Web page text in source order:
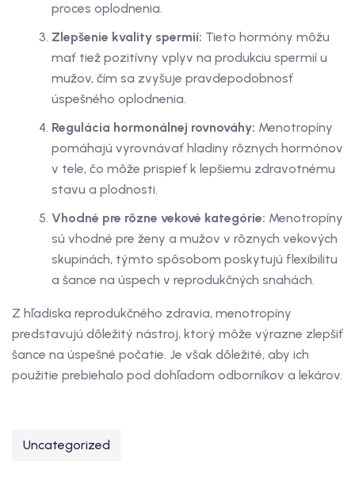
proces oplodnenia.
Zlepšenie kvality spermií: Tieto hormóny môžu
mať tiež pozitívny vplyv na produkciu spermií u
mužov, čím sa zvyšuje pravdepodobnosť
úspešného oplodnenia.
Regulácia hormonálnej rovnováhy: Menotropíny
pomáhajú vyrovnávať hladiny rôznych hormónov
v tele, čo môže prispieť k lepšiemu zdravotnému
stavu a plodnosti.
Vhodné pre rôzne vekové kategórie: Menotropíny
sú vhodné pre ženy a mužov v rôznych vekových
skupinách, týmto spôsobom poskytujú flexibilitu
a šance na úspech v reprodukčných snahách.
Z hľadiska reprodukčného zdravia, menotropíny
predstavujú dôležitý nástroj, ktorý môže výrazne zlepšiť
šance na úspešné počatie. Je však dôležité, aby ich
použitie prebiehalo pod dohľadom odborníkov a lekárov.
Uncategorized